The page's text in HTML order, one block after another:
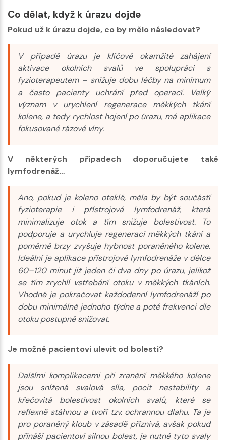
Co dělat, když k úrazu dojde
Pokud už k úrazu dojde, co by mělo následovat?
V případě úrazu je klíčové okamžité zahájení
aktivace okolních svalů ve spolupráci s
fyzioterapeutem – snižuje dobu léčby na minimum
a často pacienty uchrání před operací. Velký
význam v urychlení regenerace měkkých tkání
kolene, a tedy rychlost hojení po úrazu, má aplikace
fokusované rázové vlny.
V některých případech doporučujete také
lymfodrenáž…
Ano, pokud je koleno oteklé, měla by být součástí
fyzioterapie i přístrojová lymfodrenáž, která
minimalizuje otok a tím snižuje bolestivost. To
podporuje a urychluje regeneraci měkkých tkání a
poměrně brzy zvyšuje hybnost poraněného kolene.
Ideální je aplikace přístrojové lymfodrenáže v délce
60–120 minut již jeden či dva dny po úrazu, jelikož
se tím zrychlí vstřebání otoku v měkkých tkáních.
Vhodné je pokračovat každodenní lymfodrenáží po
dobu minimálně jednoho týdne a poté frekvenci dle
otoku postupně snižovat.
Je možné pacientovi ulevit od bolesti?
Dalšími komplikacemi při zranění měkkého kolene
jsou snížená svalová síla, pocit nestability a
křečovitá bolestivost okolních svalů, které se
reflexně stáhnou a tvoří tzv. ochrannou dlahu. Ta je
pro poraněný kloub v zásadě příznivá, avšak pokud
přináší pacientovi silnou bolest, je nutné tyto svaly